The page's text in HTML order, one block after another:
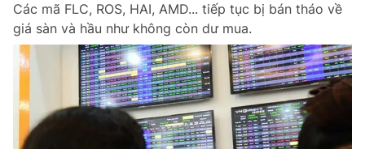
Các mã FLC, ROS, HAI, AMD... tiếp tục bị bán tháo về
giá sàn và hầu như không còn dư mua.